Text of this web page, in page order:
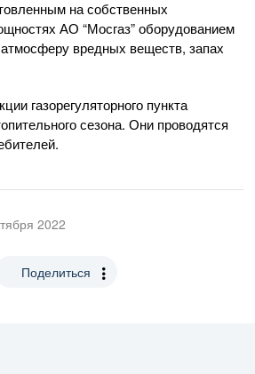
на собственных
АО “Мосгаз” оборудованием
вредных веществ, запах
газорегуляторного пункта
сезона. Они проводятся
2022
Поделиться